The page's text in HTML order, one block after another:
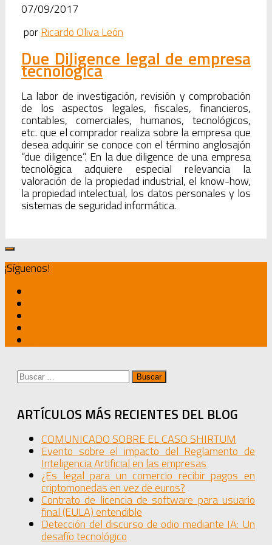
07/09/2017
porRicardo Oliva León
Due Diligence legal de empresa
tecnológica
La labor de investigación, revisión y comprobación
de los aspectos legales, fiscales, financieros,
contables, comerciales, humanos, tecnológicos,
etc. que el comprador realiza sobre la empresa que
desea adquirir se conoce con el término anglosajón
“due diligence”. En la due diligence de una empresa
tecnológica adquiere especial relevancia la
valoración de la propiedad industrial, el know-how,
la propiedad intelectual, los datos personales y los
sistemas de seguridad informática.
¡Síguenos!
Buscar:
ARTÍCULOS MÁS RECIENTES DEL BLOG
COMUNICADO SOBRE EL CASO SHIRTUM
Evento sobre el impacto del Reglamento de
Inteligencia Artificial en las empresas
¿Es legal para un comercio recibir pagos en
criptomonedas en vez de euros?
Contrato de licencia de software para usuario
final (EULA) entendible
Detección del discurso de odio mediante IA: Un
desafío tecnológico